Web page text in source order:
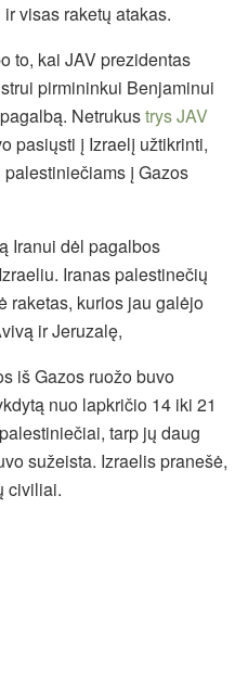
visas raketų atakas.
to, kai JAV prezidentas
pirmininkui Benjaminui
Netrukustrys JAV
pasiųsti į Izraelį užtikrinti,
į Gazos
Iranui dėl pagalbos
Iranas palestinečių
raketas, kurios jau galėjo
ir Jeruzalę,
iš Gazos ruožo buvo
nuo lapkričio 14 iki 21
tarp jų daug
sužeista. Izraelis pranešė,
civiliai.